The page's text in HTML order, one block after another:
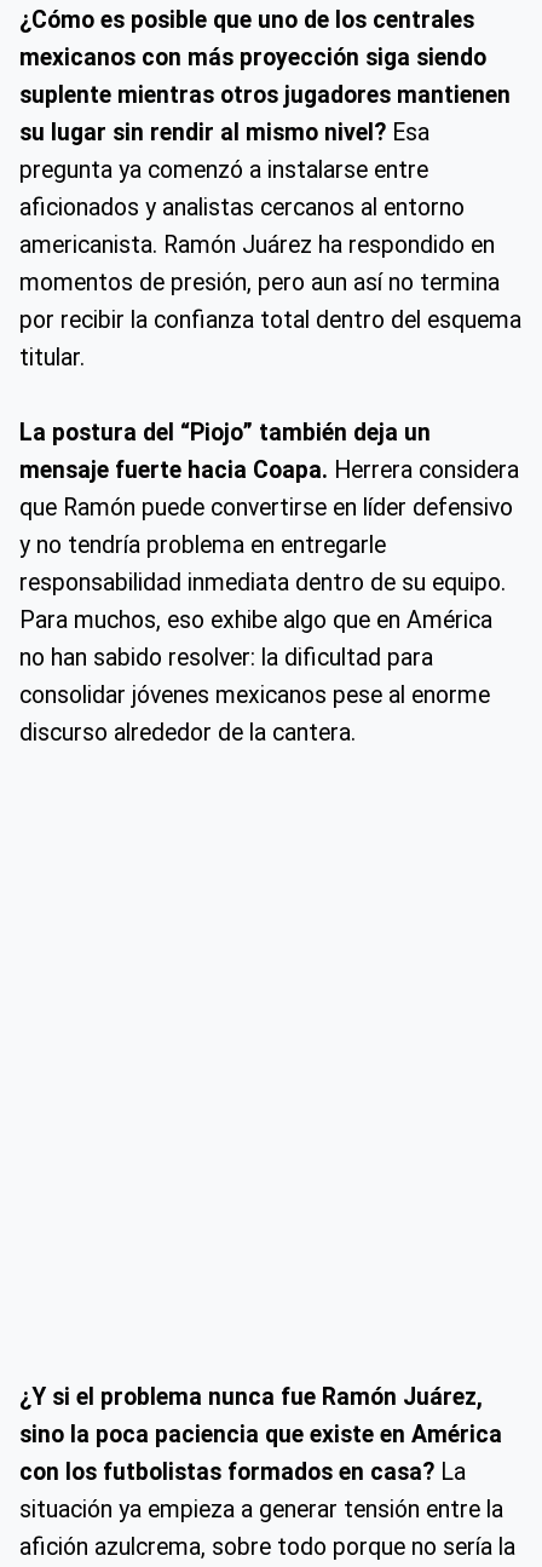
¿Cómo es posible que uno de los centrales
mexicanos con más proyección siga siendo
suplente mientras otros jugadores mantienen
su lugar sin rendir al mismo nivel? Esa
pregunta ya comenzó a instalarse entre
aficionados y analistas cercanos al entorno
americanista. Ramón Juárez ha respondido en
momentos de presión, pero aun así no termina
por recibir la confianza total dentro del esquema
titular.
La postura del “Piojo” también deja un
mensaje fuerte hacia Coapa. Herrera considera
que Ramón puede convertirse en líder defensivo
y no tendría problema en entregarle
responsabilidad inmediata dentro de su equipo.
Para muchos, eso exhibe algo que en América
no han sabido resolver: la dificultad para
consolidar jóvenes mexicanos pese al enorme
discurso alrededor de la cantera.
¿Y si el problema nunca fue Ramón Juárez,
sino la poca paciencia que existe en América
con los futbolistas formados en casa? La
situación ya empieza a generar tensión entre la
afición azulcrema, sobre todo porque no sería la